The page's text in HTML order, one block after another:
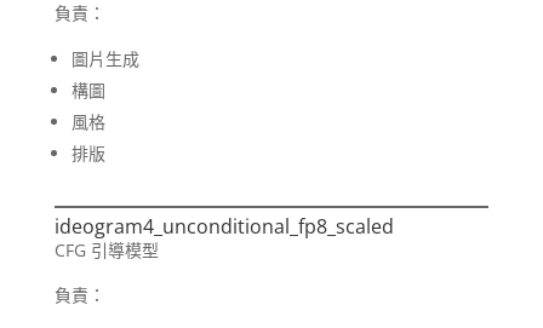
負責：
圖片生成
構圖
風格
排版
ideogram4_unconditional_fp8_scaled
CFG 引導模型
負責：